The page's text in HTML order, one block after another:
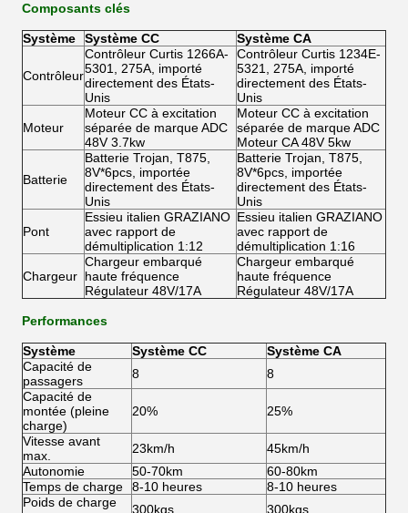
Composants clés
Système Système CC Système CA
Contrôleur
Contrôleur Curtis 1266A-
5301, 275A, importé
directement des États-
Unis
Contrôleur Curtis 1234E-
5321, 275A, importé
directement des États-
Unis
Moteur
Moteur CC à excitation
séparée de marque ADC
48V 3.7kw
Moteur CC à excitation
séparée de marque ADC
Moteur CA 48V 5kw
Batterie
Batterie Trojan, T875,
8V*6pcs, importée
directement des États-
Unis
Batterie Trojan, T875,
8V*6pcs, importée
directement des États-
Unis
Pont
Essieu italien GRAZIANO
avec rapport de
démultiplication 1:12
Essieu italien GRAZIANO
avec rapport de
démultiplication 1:16
Chargeur
Chargeur embarqué
haute fréquence
Régulateur 48V/17A
Chargeur embarqué
haute fréquence
Régulateur 48V/17A
Performances
Système Système CC
Système CA
Capacité de
passagers
8
8
Capacité de
montée (pleine
charge)
20% 25%
Vitesse avant
max.
23km/h
45km/h
Autonomie
50-70km
60-80km
Temps de charge
8-10 heures
8-10 heures
Poids de charge
300kgs 300kgs